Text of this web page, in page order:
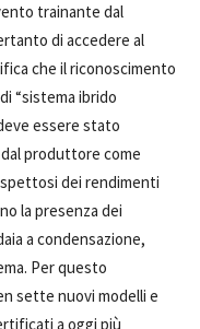
trainante dal
di accedere al
che il riconoscimento
“sistema ibrido
essere stato
produttore come
dei rendimenti
la presenza dei
a condensazione,
Per questo
sette nuovi modelli e
a oggi più